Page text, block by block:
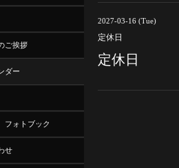
2027-03-16 (Tue)
定休日
定休日
ご挨拶
ダー
ォトブック
せ